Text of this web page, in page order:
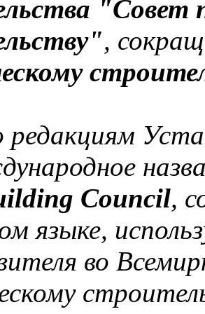
"Совет
,
редакциям
Council,
языке,
во